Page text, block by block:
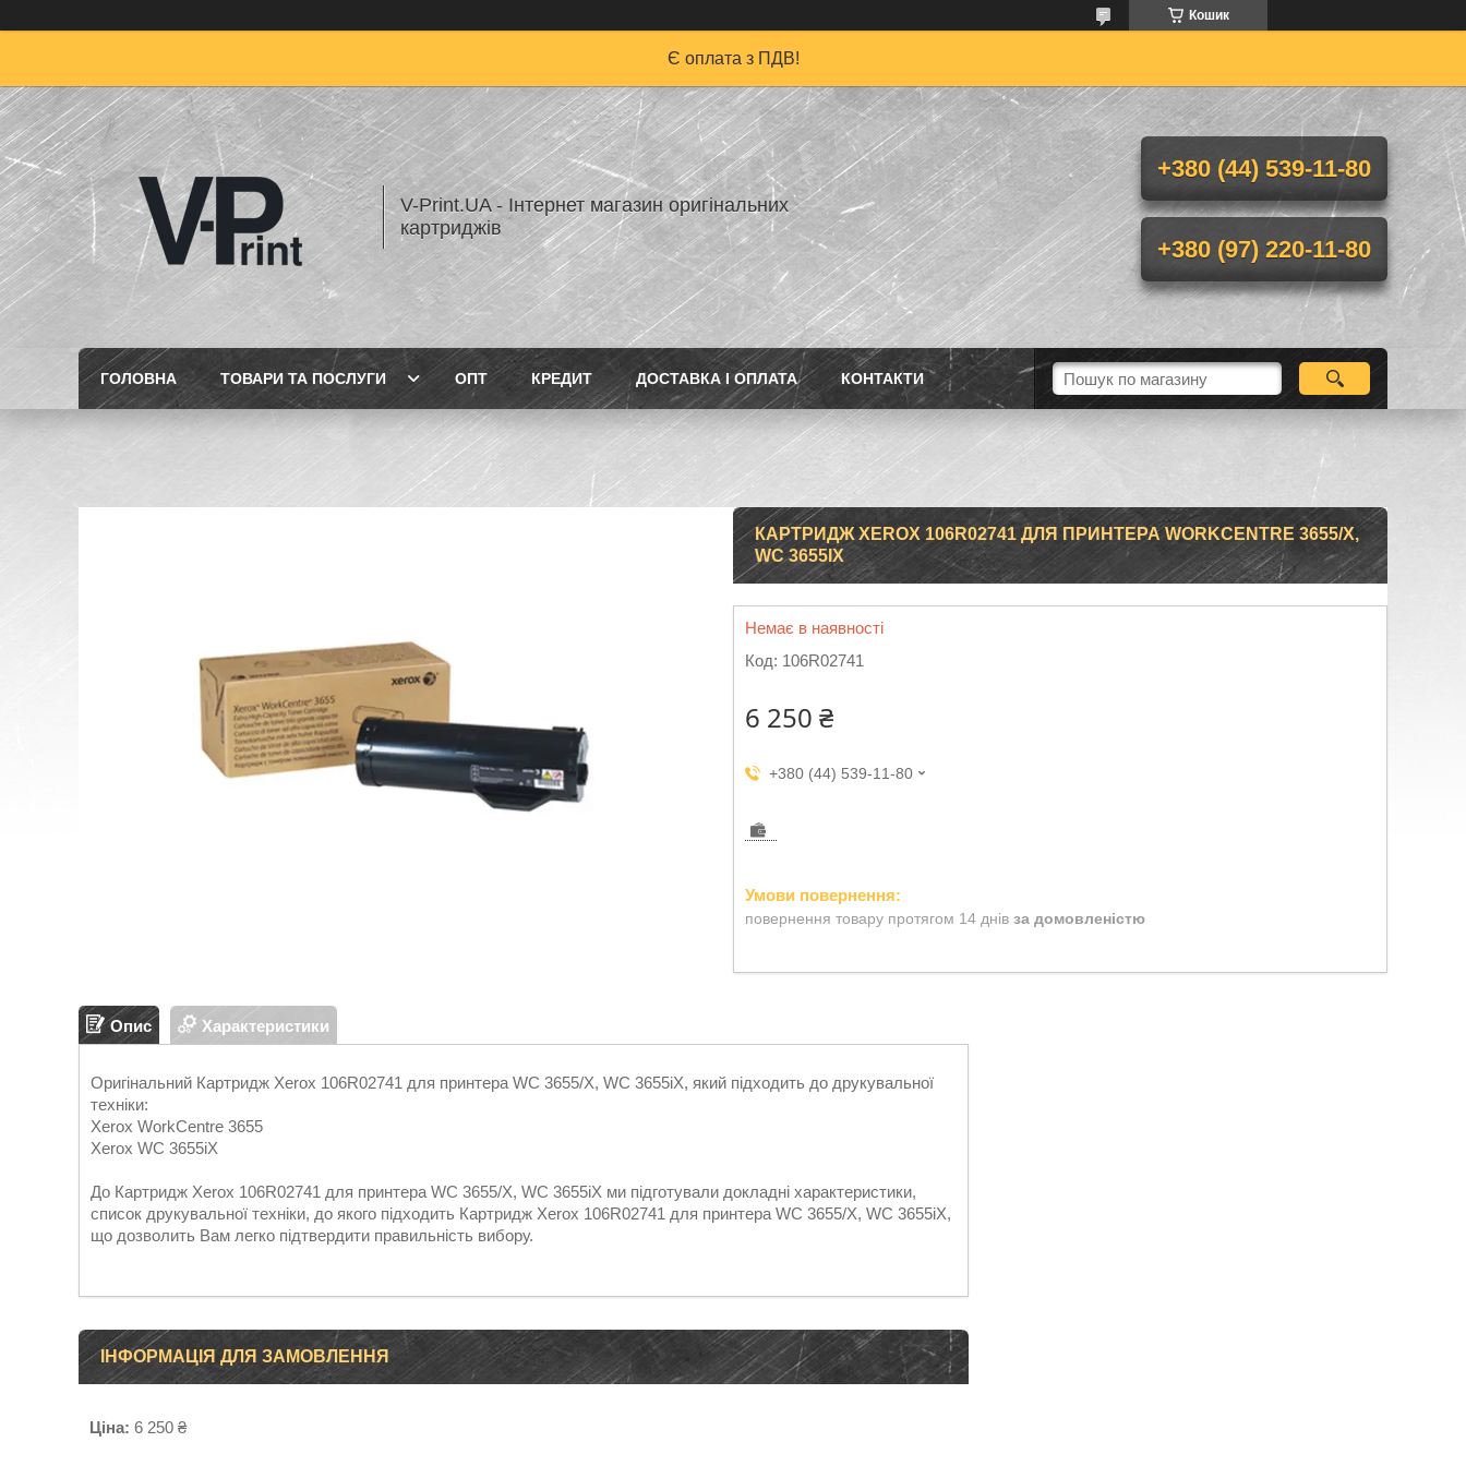
Кошик
Є оплата з ПДВ!
V-Print.UA - Інтернет магазин оригінальних
картриджів
+380 (44) 539-11-80
+380 (97) 220-11-80
ГОЛОВНА ТОВАРИ ТА ПОСЛУГИ ОПТ КРЕДИТ ДОСТАВКА І ОПЛАТА КОНТАКТИ
КАРТРИДЖ XEROX 106R02741 ДЛЯ ПРИНТЕРА WORKCENTRE 3655/X,
WC 3655IX
Немає в наявності
Код: 106R02741
6 250 ₴
+380 (44) 539-11-80
повернення товару протягом 14 днів за домовленістю
Опис Характеристики
Оригінальний Картридж Xerox 106R02741 для принтера WC 3655/X, WC 3655iX, який підходить до друкувальної
техніки:
Xerox WorkCentre 3655
Xerox WC 3655iX
До Картридж Xerox 106R02741 для принтера WC 3655/X, WC 3655iX ми підготували докладні характеристики,
список друкувальної техніки, до якого підходить Картридж Xerox 106R02741 для принтера WC 3655/X, WC 3655iX,
що дозволить Вам легко підтвердити правильність вибору.
ІНФОРМАЦІЯ ДЛЯ ЗАМОВЛЕННЯ
Ціна: 6 250 ₴